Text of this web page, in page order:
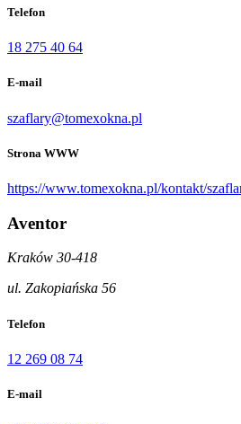
Telefon
18 275 40 64
E-mail
szaflary@tomexokna.pl
Strona WWW
https://www.tomexokna.pl/kontakt/
Aventor
Kraków 30-418
ul. Zakopiańska 56
Telefon
12 269 08 74
E-mail